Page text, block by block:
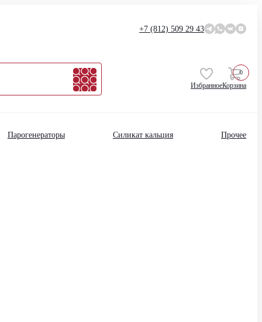
+7 (812) 509 29 43
ИзбранноеКорзина
0
Парогенераторы Силикат кальция Прочее